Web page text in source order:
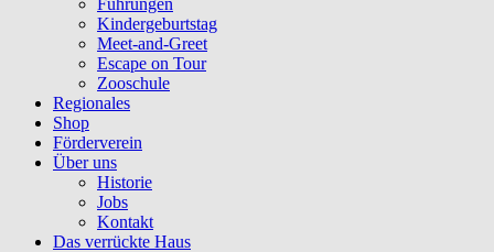
Führungen
Kindergeburtstag
Meet-and-Greet
Escape on Tour
Zooschule
Regionales
Shop
Förderverein
Über uns
Historie
Jobs
Kontakt
Das verrückte Haus